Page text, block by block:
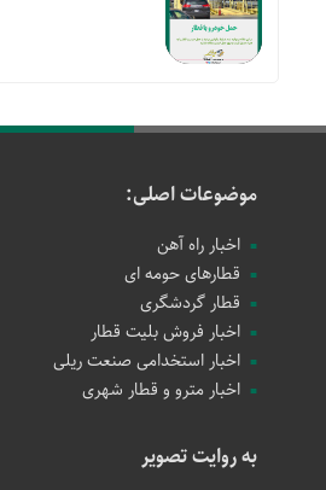
موضوعات اصلی:
اخبار راه آهن
قطارهای حومه ای
قطار گردشگری
اخبار فروش بلیت قطار
اخبار استخدامی صنعت ریلی
اخبار مترو و قطار شهری
به روایت تصویر